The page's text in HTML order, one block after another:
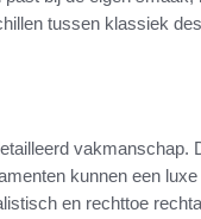
tussen klassiek
vakmanschap.
kunnen een
en rechttoe